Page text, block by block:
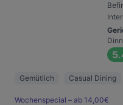
Gemütlich Casual Dining
Wochenspecial – ab 14,00€